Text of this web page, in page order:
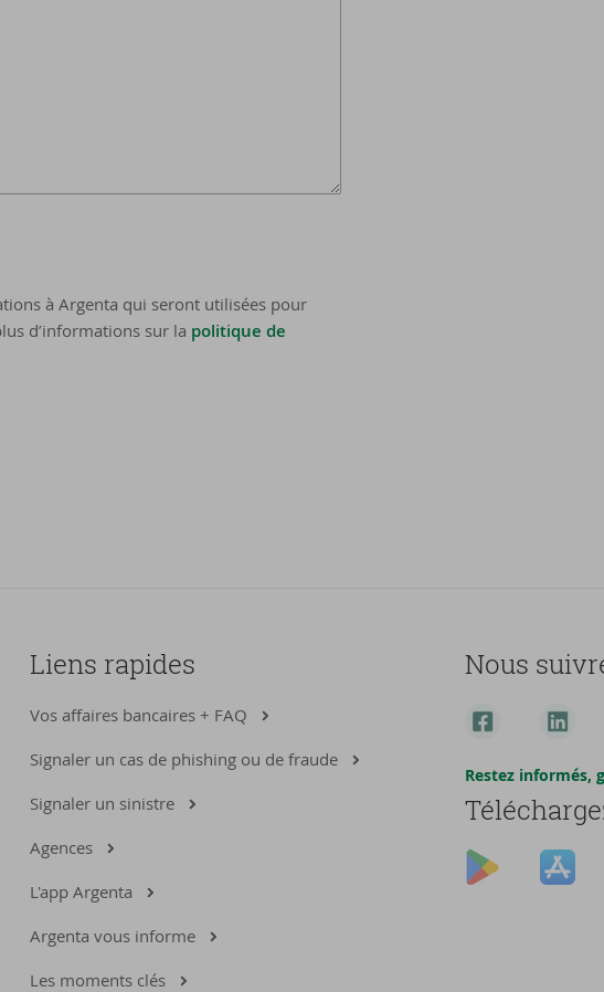
à Argenta qui seront utilisées pour
d’informations sur la politique de
Liens rapides
Vos affaires bancaires + FAQ
Signaler un cas de phishing ou de fraude
Signaler un sinistre
Agences
L'app Argenta
Argenta vous informe
Les moments clés
Nous
Restez informés,